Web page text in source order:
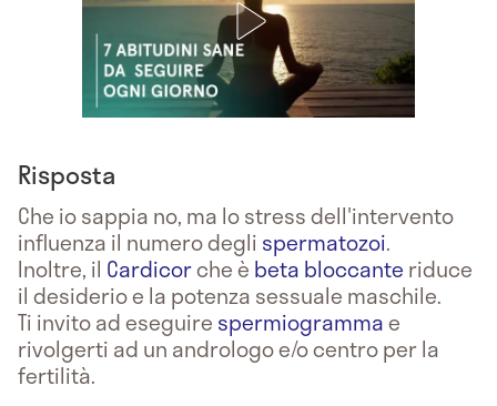
Risposta
Che io sappia no, ma lo stress dell'intervento
influenza il numero degli spermatozoi.
Inoltre, il Cardicorche è beta bloccante riduce
il desiderio e la potenza sessuale maschile.
Ti invito ad eseguire spermiogrammae
rivolgerti ad un andrologo e/o centro per la
fertilità.